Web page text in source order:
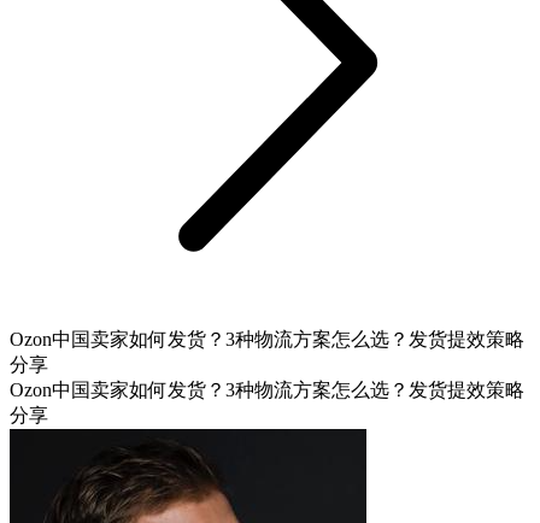
Ozon中国卖家如何发货？3种物流方案怎么选？发货提效策略
分享
Ozon中国卖家如何发货？3种物流方案怎么选？发货提效策略
分享